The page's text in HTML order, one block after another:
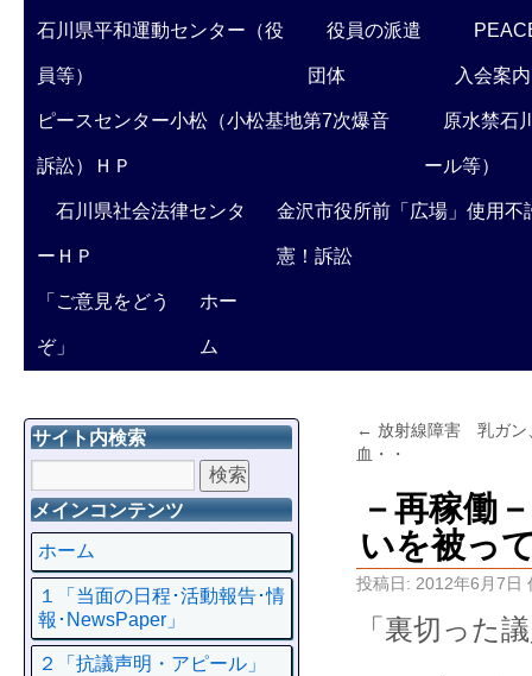
石川県平和運動センター（役
員等）
役員の派遣
団体 入会案内
ピースセンター小松（小松基地第7次爆音
訴訟）ＨＰ
原水禁石
ール等）
石川県社会法律センタ
ーＨＰ
金沢市役所前「広場」使用不
憲！訴訟
「ご意見をどう
ぞ」
ホー
ム
← 放射線障害 乳ガン
血・・
－再稼働
いを被っ
投稿日: 2012年6月7日
「裏切った
サイト内検索
メインコンテンツ
ホーム
１「当面の日程･活動報告･情
報･NewsPaper」
２「抗議声明・アピール」